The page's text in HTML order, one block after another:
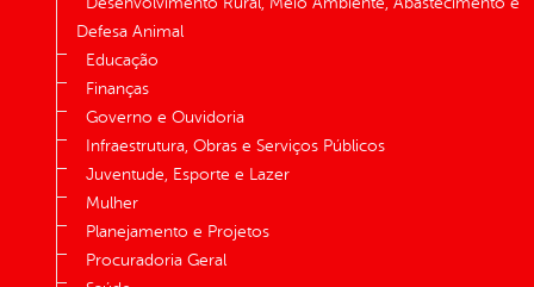
Defesa Animal
Educação
Finanças
Governo e Ouvidoria
Infraestrutura, Obras e Serviços Públicos
Juventude, Esporte e Lazer
Mulher
Planejamento e Projetos
Procuradoria Geral